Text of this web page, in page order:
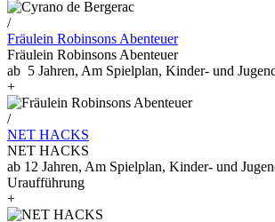
/
Fräulein Robinsons Abenteuer
Fräulein Robinsons Abenteuer
ab 5 Jahren, Am Spielplan, Kinder- und
+
/
NET HACKS
NET HACKS
ab 12 Jahren, Am Spielplan, Kinder- und
Uraufführung
+